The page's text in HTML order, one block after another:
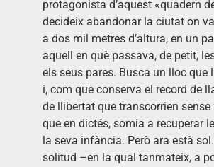
protagonista d’aquest «quadern
decideix abandonar la ciutat on va
a dos mil metres d’altura, en un
aquell en què passava, de petit,
els seus pares. Busca un lloc que
i, com que conserva el record de
de llibertat que transcorrien
que en dictés, somia a recuperar
la seva infància. Però ara està
solitud –en la qual tanmateix, a